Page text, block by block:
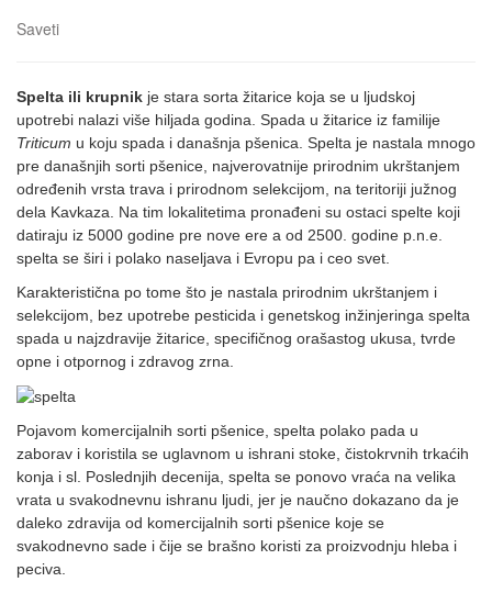
Saveti
Spelta ili krupnik je stara sorta žitarice koja se u ljudskoj
upotrebi nalazi više hiljada godina. Spada u žitarice iz familije
Triticum u koju spada i današnja pšenica. Spelta je nastala mnogo
pre današnjih sorti pšenice, najverovatnije prirodnim ukrštanjem
određenih vrsta trava i prirodnom selekcijom, na teritoriji južnog
dela Kavkaza. Na tim lokalitetima pronađeni su ostaci spelte koji
datiraju iz 5000 godine pre nove ere a od 2500. godine p.n.e.
spelta se širi i polako naseljava i Evropu pa i ceo svet.
Karakteristična po tome što je nastala prirodnim ukrštanjem i
selekcijom, bez upotrebe pesticida i genetskog inžinjeringa spelta
spada u najzdravije žitarice, specifičnog orašastog ukusa, tvrde
opne i otpornog i zdravog zrna.
Pojavom komercijalnih sorti pšenice, spelta polako pada u
zaborav i koristila se uglavnom u ishrani stoke, čistokrvnih trkaćih
konja i sl. Poslednjih decenija, spelta se ponovo vraća na velika
vrata u svakodnevnu ishranu ljudi, jer je naučno dokazano da je
daleko zdravija od komercijalnih sorti pšenice koje se
svakodnevno sade i čije se brašno koristi za proizvodnju hleba i
peciva.